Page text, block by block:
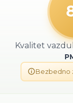
Kvalitet
Bezbedno